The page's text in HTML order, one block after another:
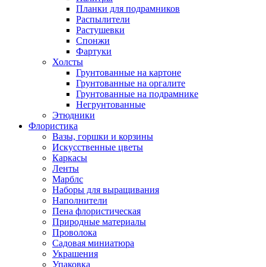
Планки для подрамников
Распылители
Растушевки
Спонжи
Фартуки
Холсты
Грунтованные на картоне
Грунтованные на оргалите
Грунтованные на подрамнике
Негрунтованные
Этюдники
Флористика
Вазы, горшки и корзины
Искусственные цветы
Каркасы
Ленты
Марблс
Наборы для выращивания
Наполнители
Пена флористическая
Природные материалы
Проволока
Садовая миниатюра
Украшения
Упаковка